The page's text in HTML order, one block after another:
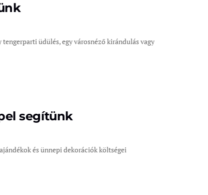
üdülés, egy városnéző kirándulás vagy
segítünk
és ünnepi dekorációk költségei